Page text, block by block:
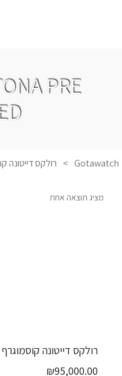
PRE
Gotawatch
> רולקס דייטונה
מציג תוצאה אחת
רולקס דייטונה קוסמוגרף
₪95,000.00